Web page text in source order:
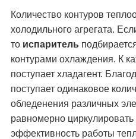
Количество контуров
холодильного агрегата.
то испаритель
контурами охлаждения. К
поступает хладагент.
поступает одинаковое
обледенения различных
равномерно
эффективность работы